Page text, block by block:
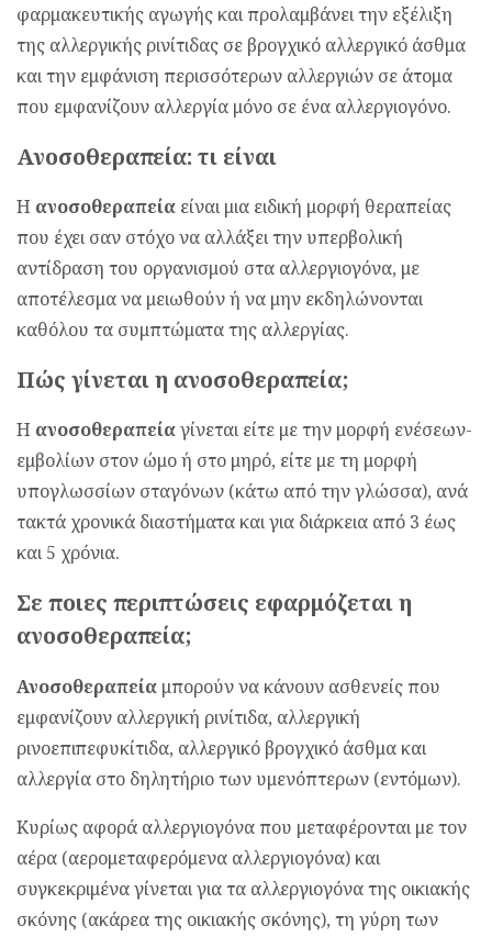
φαρμακευτικής αγωγής και προλαμβάνει την εξέλιξη
της αλλεργικής ρινίτιδας σε βρογχικό αλλεργικό άσθμα
και την εμφάνιση περισσότερων αλλεργιών σε άτομα
που εμφανίζουν αλλεργία μόνο σε ένα αλλεργιογόνο.
Ανοσοθεραπεία: τι είναι
Η ανοσοθεραπεία είναι μια ειδική μορφή θεραπείας
που έχει σαν στόχο να αλλάξει την υπερβολική
αντίδραση του οργανισμού στα αλλεργιογόνα, με
αποτέλεσμα να μειωθούν ή να μην εκδηλώνονται
καθόλου τα συμπτώματα της αλλεργίας.
Πώς γίνεται η ανοσοθεραπεία;
Η ανοσοθεραπείαγίνεται είτε με την μορφή ενέσεων-
εμβολίων στον ώμο ή στο μηρό, είτε με τη μορφή
υπογλωσσίων σταγόνων (κάτω από την γλώσσα), ανά
τακτά χρονικά διαστήματα και για διάρκεια από 3 έως
και 5 χρόνια.
Σε ποιες περιπτώσεις εφαρμόζεται η
ανοσοθεραπεία;
Ανοσοθεραπεία μπορούν να κάνουν ασθενείς που
εμφανίζουν αλλεργική ρινίτιδα, αλλεργική
ρινοεπιπεφυκίτιδα, αλλεργικό βρογχικό άσθμα και
αλλεργία στο δηλητήριο των υμενόπτερων (εντόμων).
Κυρίως αφορά αλλεργιογόνα που μεταφέρονται με τον
αέρα (αερομεταφερόμενα αλλεργιογόνα) και
συγκεκριμένα γίνεται για τα αλλεργιογόνα της οικιακής
σκόνης (ακάρεα της οικιακής σκόνης), τη γύρη των